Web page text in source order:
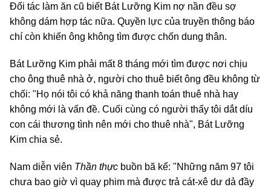
Đối tác làm ăn cũ biết Bát Lưỡng Kim nợ nần đều sợ
không dám hợp tác nữa. Quyền lực của truyền thông báo
chí còn khiến ông không tìm được chốn dung thân.
Bát Lưỡng Kim phải mất 8 tháng mới tìm được nơi chịu
cho ông thuê nhà ở, người cho thuê biết ông đều không từ
chối: "Họ nói tôi có khả năng thanh toán thuê nhà hay
không mới là vấn đề. Cuối cùng có người thấy tôi dắt díu
con cái thương tình nên mới cho thuê nhà", Bát Lưỡng
Kim chia sẻ.
Nam diễn viên Thần thực buồn bã kể: "Những năm 97 tôi
chưa bao giờ vì quay phim mà được trả cát-xê dư dả đầy